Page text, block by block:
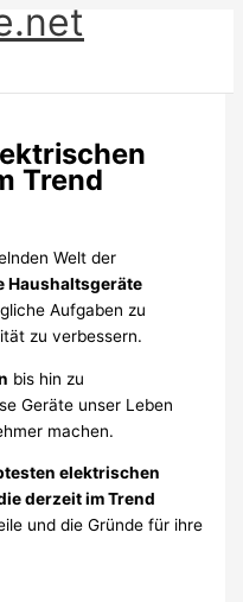
Trend
Welt der
Haushaltsgeräte
Aufgaben zu
zu verbessern.
bis hin zu
Geräte unser Leben
machen.
elektrischen
derzeit im Trend
und die Gründe für ihre